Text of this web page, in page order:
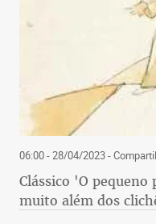
06:00 - 28/04/2023-
Clássico 'O
muito além dos